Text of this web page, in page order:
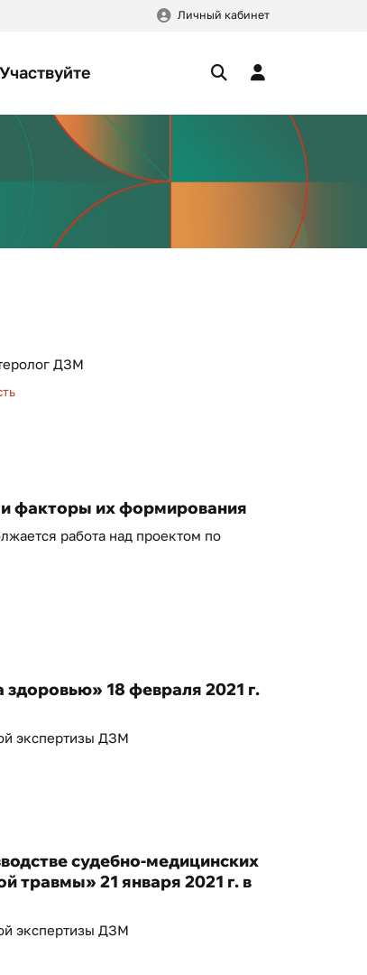
Личный кабинет
Участвуйте
ДЗМ
факторы их формирования
работа над проектом по
18 февраля 2021 г.
экспертизы ДЗМ
судебно-медицинских
травмы» 21 января 2021 г. в
экспертизы ДЗМ